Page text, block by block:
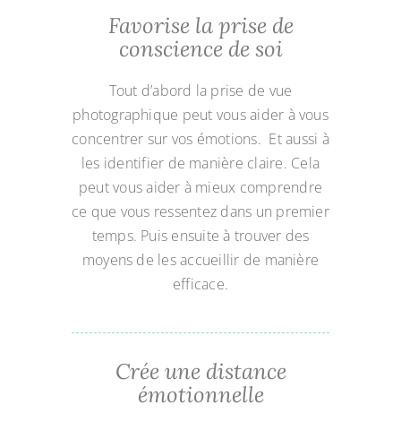
Favorise la prise de
conscience de soi
Tout d’abord la prise de vue
photographique peut vous aider à vous
concentrer sur vos émotions. Et aussi à
les identifier de manière claire. Cela
peut vous aider à mieux comprendre
ce que vous ressentez dans un premier
temps. Puis ensuite à trouver des
moyens de les accueillir de manière
efficace.
Crée une distance
émotionnelle